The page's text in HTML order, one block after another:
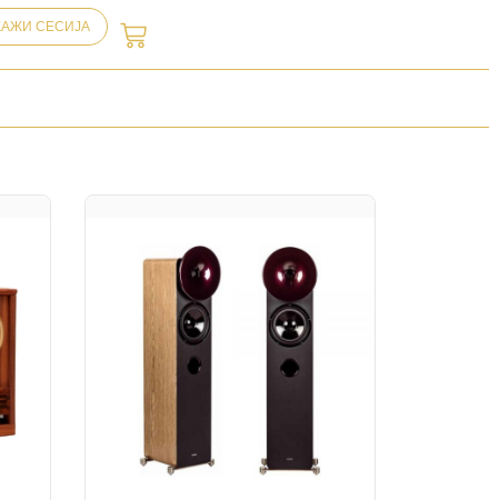
СЕСИЈА